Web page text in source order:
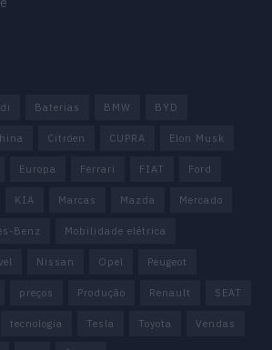
Baterias BMW BYD
Citröen CUPRA Elon Musk
Europa Ferrari FIAT Ford
KIA Marcas Mazda Mercado
Benz Mobilidade elétrica
Nissan Opel Peugeot
preços Produção Renault SEAT
tecnologia Tesla Toyota Vendas